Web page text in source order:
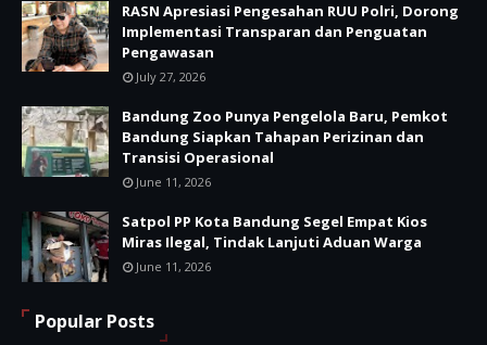
RASN Apresiasi Pengesahan RUU Polri, Dorong
Implementasi Transparan dan Penguatan
Pengawasan
July 27, 2026
Bandung Zoo Punya Pengelola Baru, Pemkot
Bandung Siapkan Tahapan Perizinan dan
Transisi Operasional
June 11, 2026
Satpol PP Kota Bandung Segel Empat Kios
Miras Ilegal, Tindak Lanjuti Aduan Warga
June 11, 2026
Popular Posts